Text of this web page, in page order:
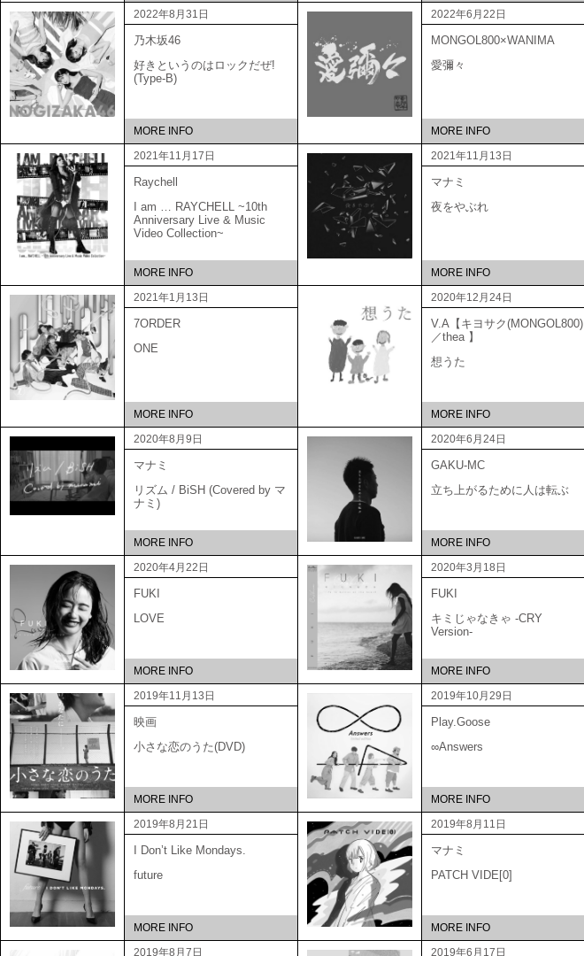
2022年8月31日
乃木坂46
好きというのはロックだぜ!
(Type-B)
MORE INFO
2022年6月22日
MONGOL800×WANIMA
愛彌々
MORE INFO
2021年11月17日
Raychell
I am … RAYCHELL ~10th
Anniversary Live & Music
Video Collection~
MORE INFO
2021年11月13日
マナミ
夜をやぶれ
MORE INFO
2021年1月13日
7ORDER
ONE
MORE INFO
2020年12月24日
V.A【キヨサク(MONGOL800)
／thea 】
想うた
MORE INFO
2020年8月9日
マナミ
リズム / BiSH (Covered by マ
ナミ)
MORE INFO
2020年6月24日
GAKU-MC
立ち上がるために人は転ぶ
MORE INFO
2020年4月22日
FUKI
LOVE
MORE INFO
2020年3月18日
FUKI
キミじゃなきゃ -CRY
Version-
MORE INFO
2019年11月13日
映画
小さな恋のうた(DVD)
MORE INFO
2019年10月29日
Play.Goose
∞Answers
MORE INFO
2019年8月21日
I Don’t Like Mondays.
future
MORE INFO
2019年8月11日
マナミ
PATCH VIDE[0]
MORE INFO
2019年8月7日
2019年6月17日